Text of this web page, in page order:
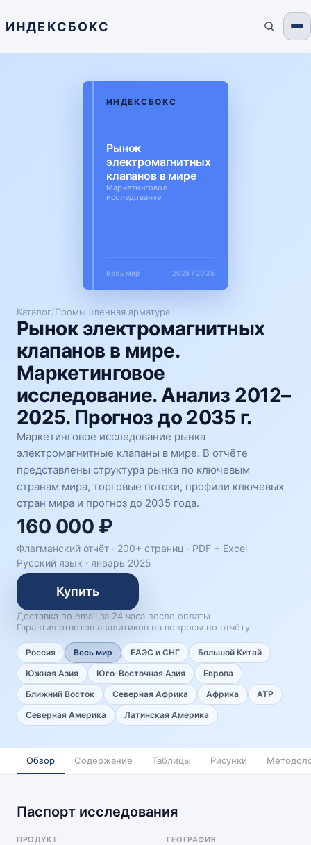
ИНДЕКСБОКС
Каталог/Промышленная арматура
Рынок электромагнитных
клапанов в мире.
Маркетинговое
исследование. Анализ 2012–
2025. Прогноз до 2035 г.
Маркетинговое исследование рынка
электромагнитные клапаны в мире. В отчёте
представлены структура рынка по ключевым
странам мира, торговые потоки, профили ключевых
стран мира и прогноз до 2035 года.
160 000 ₽
Флагманский отчёт · 200+ страниц · PDF + Excel
Русский язык · январь 2025
Купить
Доставка по email за 24 часа после оплаты
Гарантия ответов аналитиков на вопросы по отчёту
Россия Весь мир ЕАЭС и СНГ
Большой Китай
Южная Азия
Юго-Восточная Азия
Европа
Ближний Восток
Северная Африка Африка
АТР
Северная Америка
Латинская Америка
ИНДЕКСБОКС
Рынок
электромагнитных
клапанов в мире
Маркетинговое
исследование
Весь мир 2025 / 2035
Обзор Содержание Таблицы Рисунки
Паспорт исследования
ПРОДУКТ ГЕОГРАФИЯ